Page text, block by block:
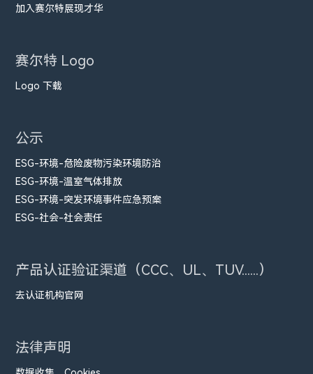
加入赛尔特展现才华
赛尔特 Logo
Logo 下载
公示
ESG-环境-危险废物污染环境防治
ESG-环境-温室气体排放
ESG-环境-突发环境事件应急预案
ESG-社会-社会责任
产品认证验证渠道（CCC、UL、TUV......）
去认证机构官网
法律声明